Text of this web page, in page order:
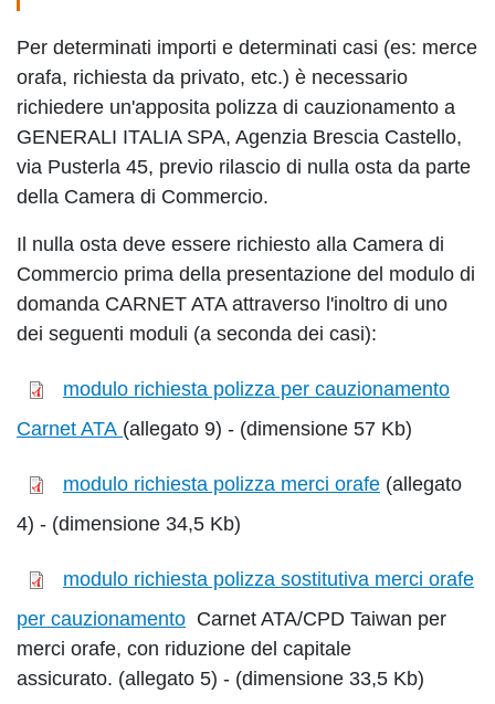
Per determinati importi e determinati casi (es: merce
orafa, richiesta da privato, etc.) è necessario
richiedere un'apposita polizza di cauzionamento a
GENERALI ITALIA SPA, Agenzia Brescia Castello,
via Pusterla 45, previo rilascio di nulla osta da parte
della Camera di Commercio.
Il nulla osta deve essere richiesto alla Camera di
Commercio prima della presentazione del modulo di
domanda CARNET ATA attraverso l'inoltro di uno
dei seguenti moduli (a seconda dei casi):
modulo richiesta polizza per cauzionamento
Carnet ATA (allegato 9) - (dimensione 57 Kb)
modulo richiesta polizza merci orafe (allegato
4) - (dimensione 34,5 Kb)
modulo richiesta polizza sostitutiva merci orafe
per cauzionamento Carnet ATA/CPD Taiwan per
merci orafe, con riduzione del capitale
assicurato. (allegato 5) - (dimensione 33,5 Kb)